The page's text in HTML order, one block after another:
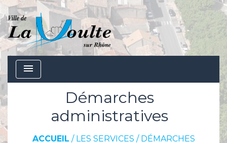
menu
Démarches
administratives
ACCUEIL / LES SERVICES / DÉMARCHES